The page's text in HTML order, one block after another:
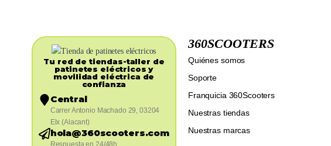
Tu red de tiendas-taller de
patinetes eléctricos y
movilidad eléctrica de
confianza​
Central
Carrer Antonio Machado 29, 03204
Elx (Alacant)
hola@360scooters.com
Respuesta en 24/48h
360SCOOTERS
Quiénes somos
Soporte
Franquicia 360Scooters
Nuestras tiendas
Nuestras marcas